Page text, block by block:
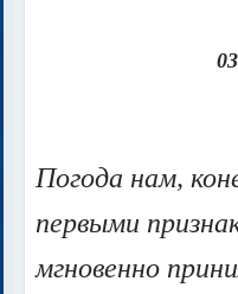
Погода нам,
первыми
мгновенно